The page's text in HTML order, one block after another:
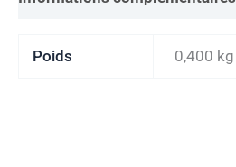
Poids 0,400 kg